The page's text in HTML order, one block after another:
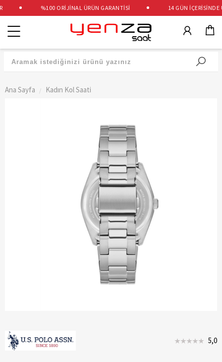
%100 ORİJİNAL ÜRÜN GARANTİSİ 14 GÜN İÇERİSİNDE
Kategoriler
Ana Sayfa Kadın Kol Saati
5,0